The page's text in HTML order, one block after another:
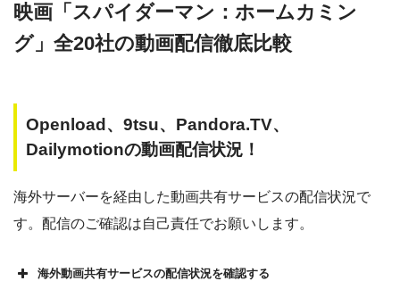
映画「スパイダーマン：ホームカミン
グ」全20社の動画配信徹底比較
Openload、9tsu、Pandora.TV、
Dailymotionの動画配信状況！
海外サーバーを経由した動画共有サービスの配信状況で
す。配信のご確認は自己責任でお願いします。
海外動画共有サービスの配信状況を確認する